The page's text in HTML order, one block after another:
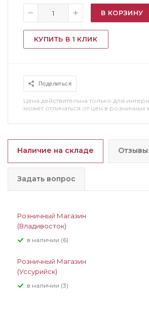
В КОРЗИНУ
КУПИТЬ В 1 КЛИК
Поделиться
Цена действительна только для
может отличаться от цен в розничных
Наличие на складе
Задать вопрос
Розничный Магазин
(Владивосток)
В наличии (6)
Розничный Магазин
(Уссурийск)
В наличии (3)